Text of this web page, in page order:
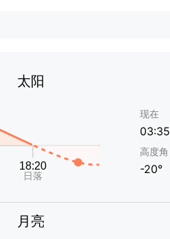
太阳
现在
03:35
高度角
-20°
月亮